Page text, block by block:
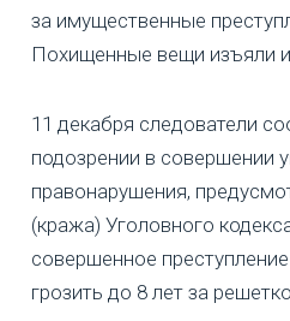
за имущественные
Похищенные вещи изъяли и
11 декабря следователи
подозрении в совершении
правонарушения,
(кража) Уголовного
совершенное
грозить до 8 лет за